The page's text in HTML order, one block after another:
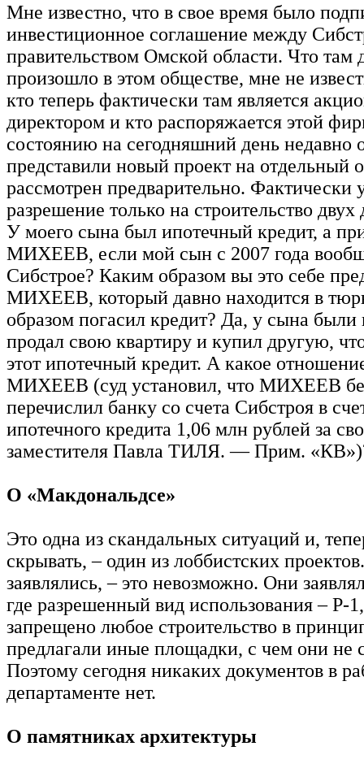
Мне известно, что в свое время было
инвестиционное соглашение между
правительством Омской области. Что там
произошло в этом обществе, мне не
кто теперь фактически там является
директором и кто распоряжается этой
состоянию на сегодняшний день недавно
представили новый проект на отдельный
рассмотрен предварительно. Фактически
разрешение только на строительство двух
У моего сына был ипотечный кредит, а
МИХЕЕВ, если мой сын с 2007 года
Сибстрое? Каким образом вы это себе
МИХЕЕВ, который давно находится в
образом погасил кредит? Да, у сына
продал свою квартиру и купил другую,
этот ипотечный кредит. А какое
МИХЕЕВ (суд установил, что МИХЕЕВ
перечислил банку со счета Сибстроя в
ипотечного кредита 1,06 млн рублей за
заместителя Павла ТИЛЯ. — Прим.
О «Макдональдсе»
Это одна из скандальных ситуаций и,
скрывать, – один из лоббистских
заявлялись, – это невозможно. Они
где разрешенный вид использования – Р-
запрещено любое строительство в
предлагали иные площадки, с чем они не
Поэтому сегодня никаких документов в
департаменте нет.
О памятниках архитектуры